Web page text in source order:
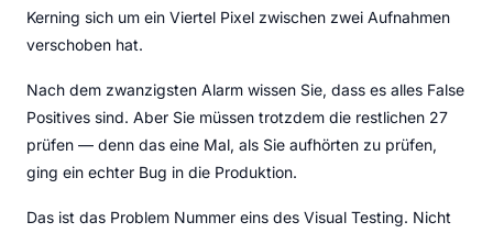
Kerning sich um ein Viertel Pixel zwischen zwei Aufnahmen
verschoben hat.
Nach dem zwanzigsten Alarm wissen Sie, dass es alles False
Positives sind. Aber Sie müssen trotzdem die restlichen 27
prüfen — denn das eine Mal, als Sie aufhörten zu prüfen,
ging ein echter Bug in die Produktion.
Das ist das Problem Nummer eins des Visual Testing. Nicht